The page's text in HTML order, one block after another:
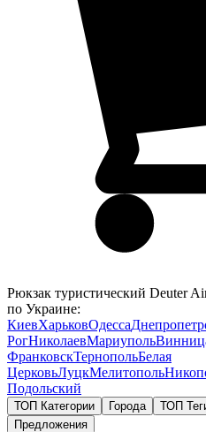
Рюкзак туристический Deuter
по Украине:
КиевХарьковОдесса
РогНиколаевМариуполь
ФранковскТернопольБелая
ЦерковьЛуцкМелитополь
Подольский
ТОП Категории Города ТОП
Предложения